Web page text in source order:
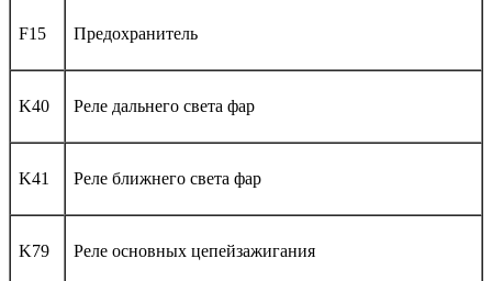
F15 Предохранитель
K40 Реле дальнего света фар
K41 Реле ближнего света фар
K79 Реле основных цепейзажигания